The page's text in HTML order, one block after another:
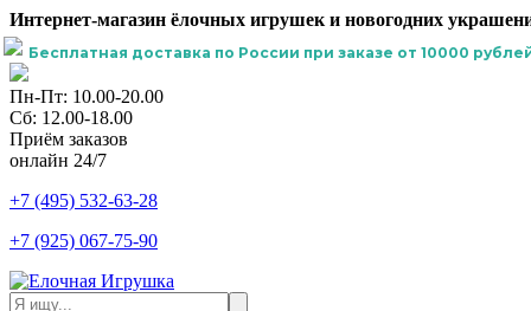
Интернет-магазин ёлочных игрушек и новогодних
Бесплатная доставка по России при заказе от 10000
Пн-Пт: 10.00-20.00
Сб: 12.00-18.00
Приём заказов
онлайн 24/7
+7 (495) 532-63-28
+7 (925) 067-75-90